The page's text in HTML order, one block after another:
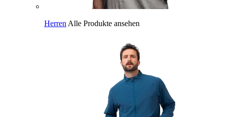
Herren Alle Produkte ansehen